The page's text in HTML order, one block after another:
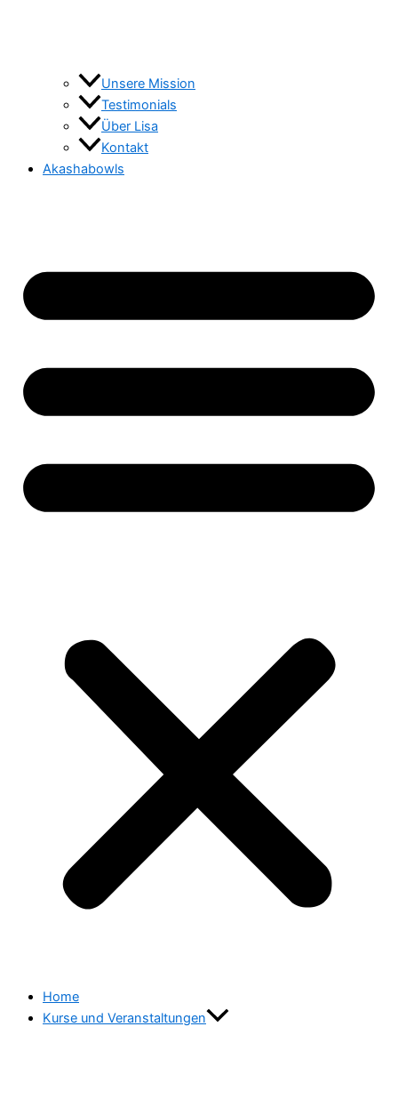
Unsere Mission
Testimonials
Über Lisa
Kontakt
Akashabowls
Home
Kurse und Veranstaltungen